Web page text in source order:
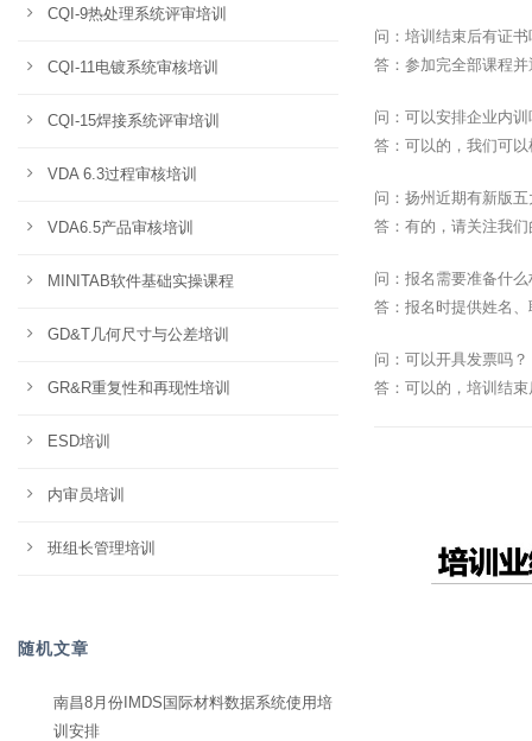
问：培训结束后有证书
答：参加完全部课程
问：可以安排企业内训
答：可以的，我们可
问：扬州近期有新版
答：有的，请关注我
问：报名需要准备什
答：报名时提供姓名
问：可以开具发票吗？
答：可以的，培训结
CQI-9热处理系统评审培训
CQI-11电镀系统审核培训
CQI-15焊接系统评审培训
VDA 6.3过程审核培训
VDA6.5产品审核培训
MINITAB软件基础实操课程
GD&T几何尺寸与公差培训
GR&R重复性和再现性培训
ESD培训
内审员培训
班组长管理培训
随机文章
南昌8月份IMDS国际材料数据系统使用培
训安排